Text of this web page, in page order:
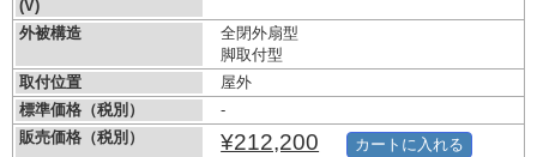
(V)
外被構造
全閉外扇型
脚取付型
取付位置
屋外
標準価格（税別）
-
販売価格（税別）
¥212,200 カートに入れる